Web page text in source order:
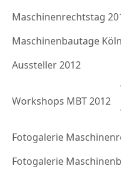
Maschinenrechtstag
Maschinenbautage
Aussteller 2012
Workshops MBT 2012
Fotogalerie
Fotogalerie